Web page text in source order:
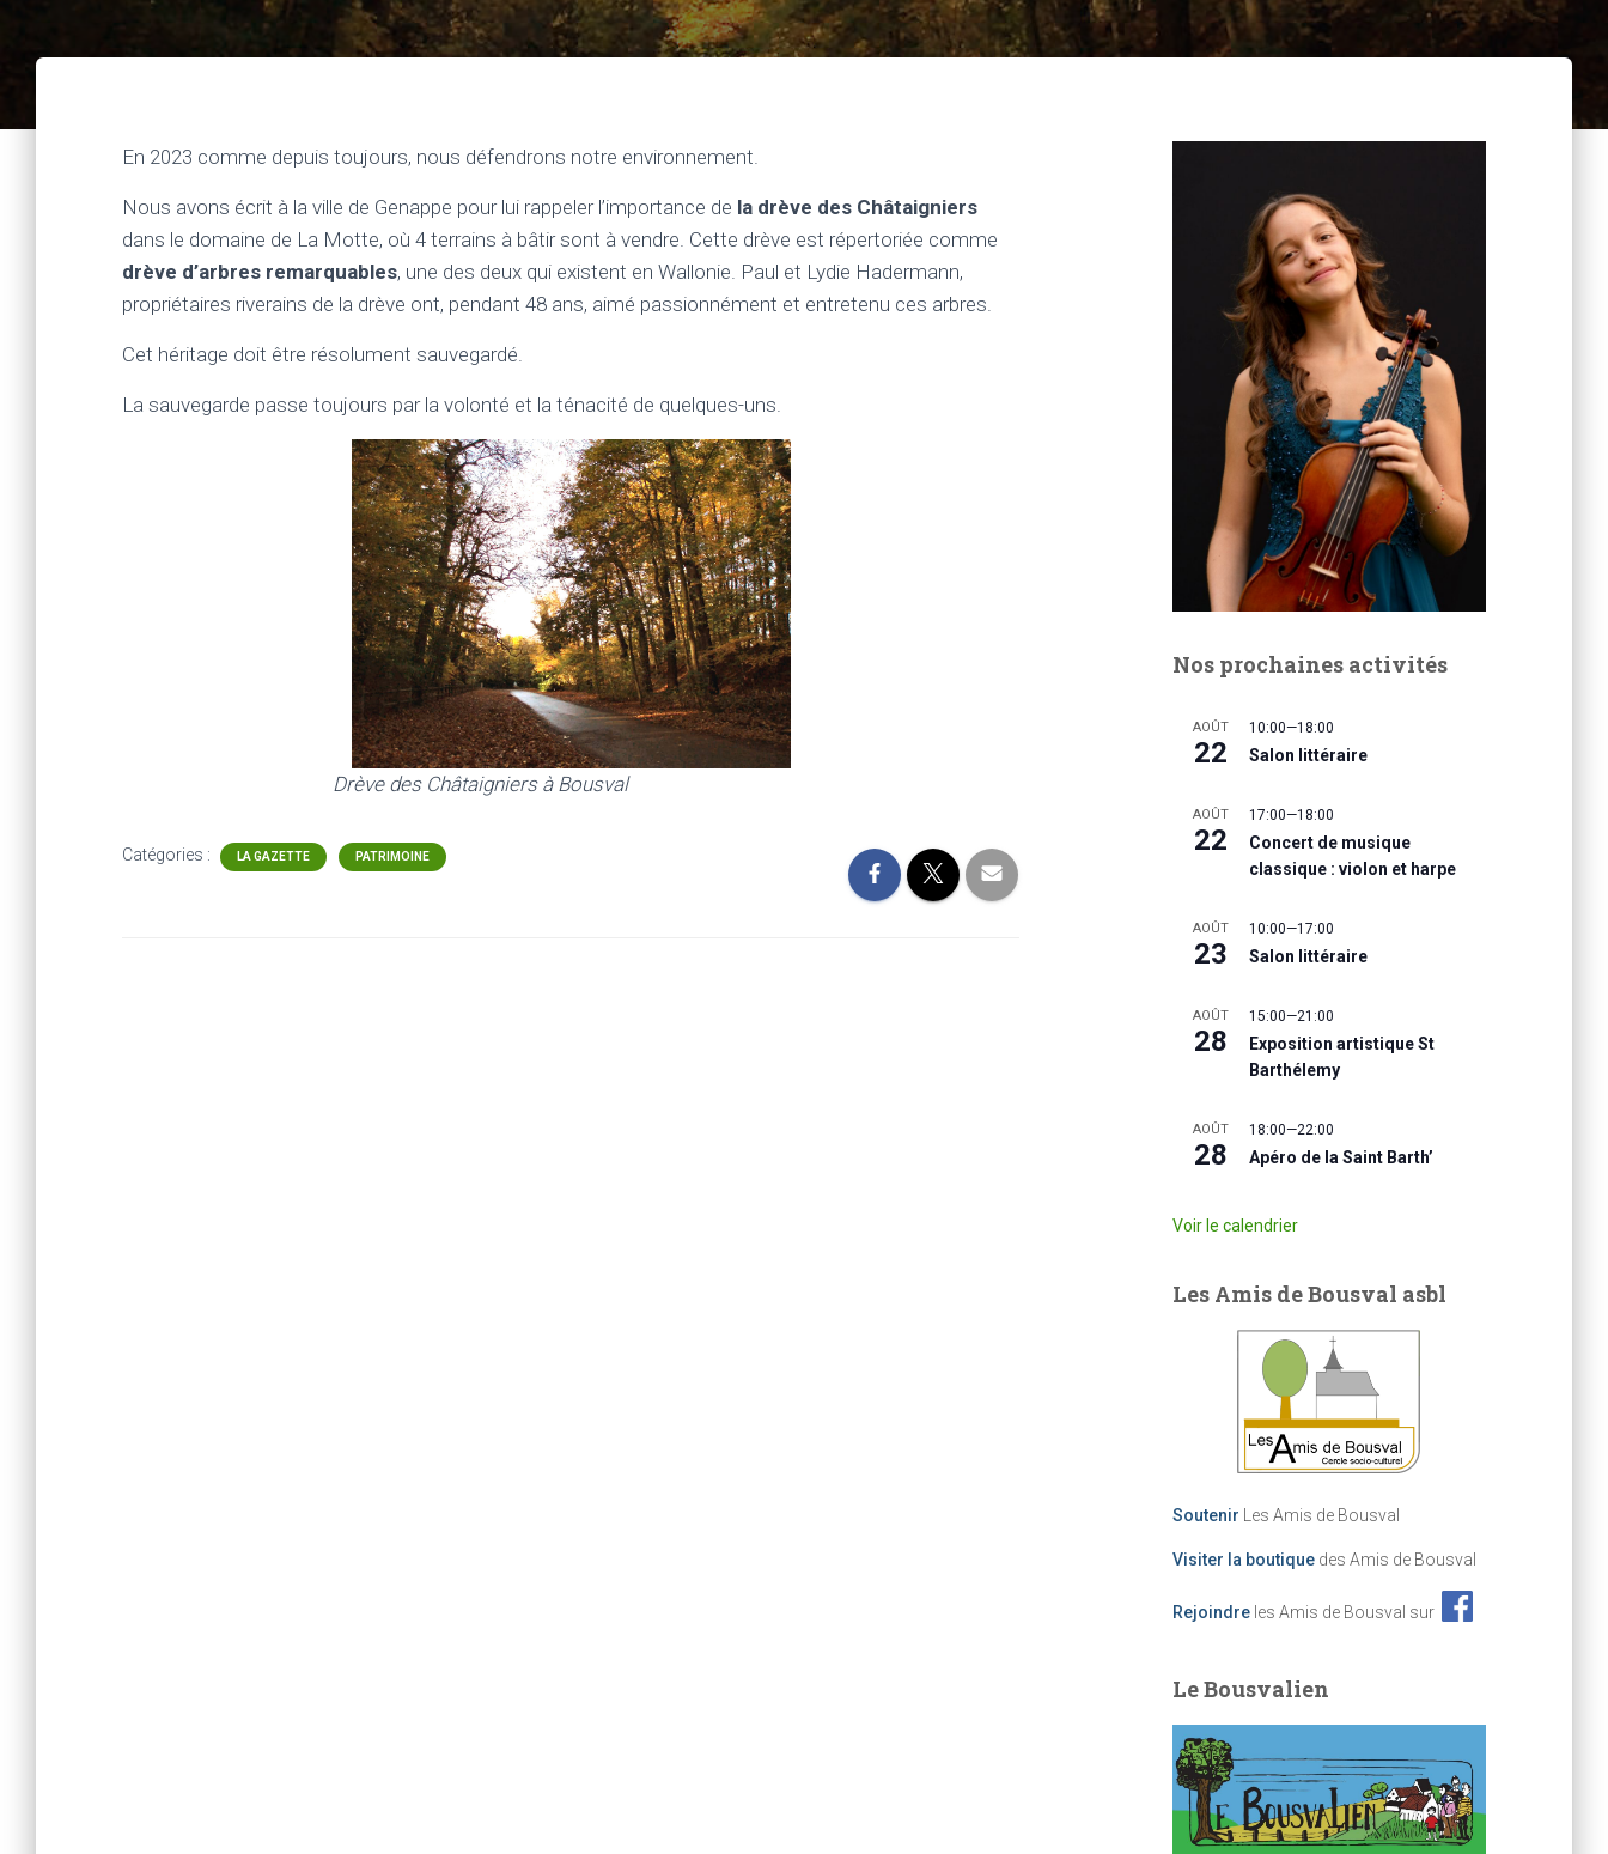
En 2023 comme depuis toujours, nous défendrons notre environnement.
Nous avons écrit à la ville de Genappe pour lui rappeler l’importance de la drève des Châtaigniers
dans le domaine de La Motte, où 4 terrains à bâtir sont à vendre. Cette drève est répertoriée comme
drève d’arbres remarquables, une des deux qui existent en Wallonie. Paul et Lydie Hadermann,
propriétaires riverains de la drève ont, pendant 48 ans, aimé passionnément et entretenu ces arbres.
Cet héritage doit être résolument sauvegardé.
La sauvegarde passe toujours par la volonté et la ténacité de quelques-uns.
Drève des Châtaigniers à Bousval
Catégories : LA GAZETTE PATRIMOINE
Nos prochaines activités
AOÛT
22
10:00—18:00
Salon littéraire
AOÛT
22
17:00—18:00
Concert de musique
classique : violon et harpe
AOÛT
23
10:00—17:00
Salon littéraire
AOÛT
28
15:00—21:00
Exposition artistique St
Barthélemy
AOÛT
28
18:00—22:00
Apéro de la Saint Barth’
Voir le calendrier
Les Amis de Bousval asbl
Soutenir Les Amis de Bousval
Visiter la boutiquedes Amis de Bousval
Rejoindreles Amis de Bousval sur
Le Bousvalien